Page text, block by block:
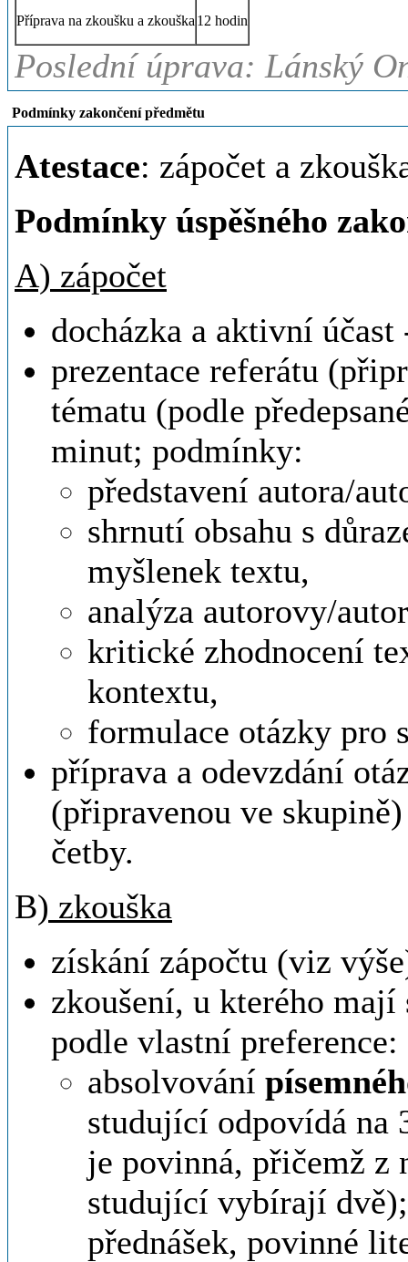
Příprava na zkoušku a zkouška 12 hodin
Poslední úprava: Lánský
Podmínky zakončení předmětu
Atestace: zápočet a
Podmínky úspěšného
A) zápočet
docházka a aktivní
prezentace referátu
tématu (podle
minut; podmínky:
představení autora/
shrnutí obsahu s
myšlenek textu,
analýza autorovy/
kritické zhodnocení
kontextu,
formulace otázky pro
příprava a odevzdání
(připravenou ve
četby.
B) zkouška
získání zápočtu (viz
zkoušení, u kterého
podle vlastní preference:
absolvování
studující odpovídá na
je povinná, přičemž z
studující vybírají dvě);
přednášek, povinné